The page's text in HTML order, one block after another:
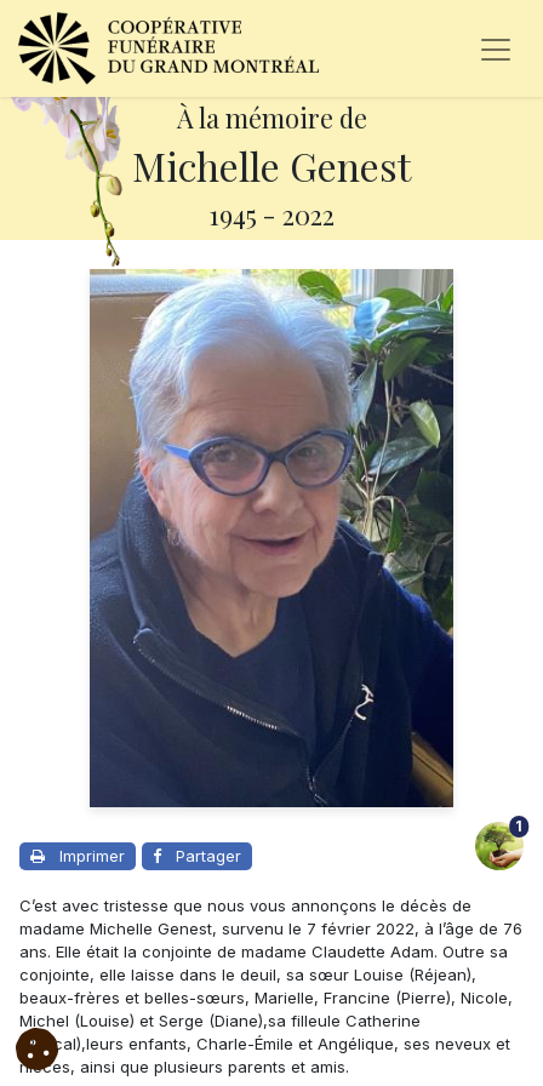
À la mémoire de
Michelle Genest
1945 - 2022
Imprimer Partager
1
C’est avec tristesse que nous vous annonçons le décès de
madame Michelle Genest, survenu le 7 février 2022, à l’âge de 76
ans. Elle était la conjointe de madame Claudette Adam. Outre sa
conjointe, elle laisse dans le deuil, sa sœur Louise (Réjean),
beaux-frères et belles-sœurs, Marielle, Francine (Pierre), Nicole,
Michel (Louise) et Serge (Diane),sa filleule Catherine
(Pascal),leurs enfants, Charle-Émile et Angélique, ses neveux et
nièces, ainsi que plusieurs parents et amis.